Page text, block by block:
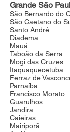
Grande São
São Bernardo do
São Caetano do
Santo André
Diadema
Mauá
Taboão da Serra
Mogi das Cruzes
Itaquaquecetuba
Ferraz de
Parnaíba
Francisco Morato
Guarulhos
Jandira
Caieiras
Mairiporã